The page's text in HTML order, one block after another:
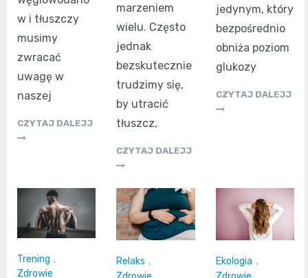
w i tłuszczy
musimy
zwracać
uwagę w
naszej
CZYTAJ DALEJJ
marzeniem
wielu. Często
jednak
bezskutecznie
trudzimy się,
by utracić
tłuszcz,
CZYTAJ DALEJJ
jedynym, który
bezpośrednio
obniża poziom
glukozy
CZYTAJ DALEJJ
Trening ,
Zdrowie
Relaks ,
Ekologia ,